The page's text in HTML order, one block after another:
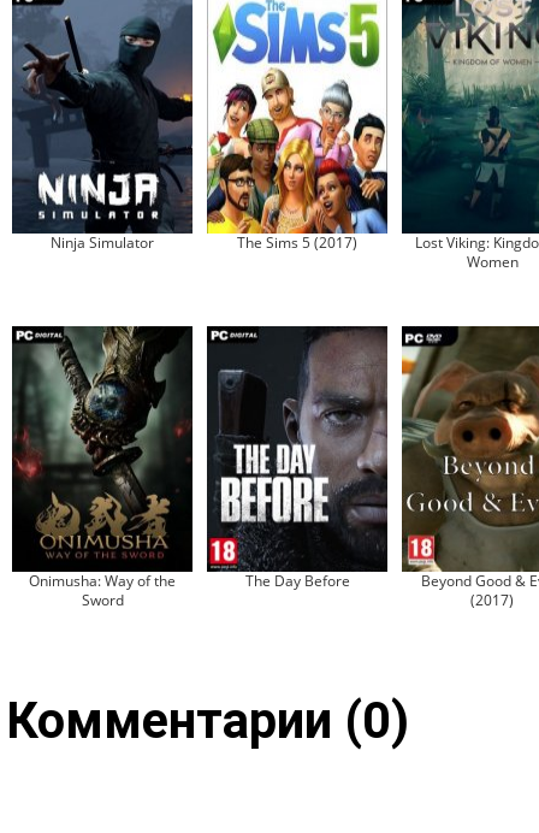
Ninja Simulator The Sims 5 (2017)
Lost Viking:
Women
Onimusha: Way of the
Sword
The Day Before
Beyond Good &
(2017)
Комментарии (0)